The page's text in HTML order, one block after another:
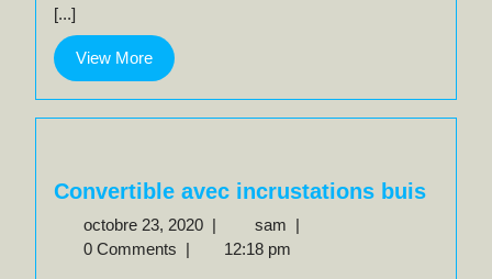
[...]
View MoreView
More
Convertible avec incrustations buis
octobre 23, 2020 octobre
23,
| sam Convertible
avec
|
0 Comments | 12:18 pm